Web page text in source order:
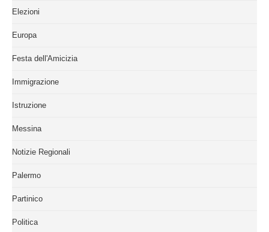
Elezioni
Europa
Festa dell'Amicizia
Immigrazione
Istruzione
Messina
Notizie Regionali
Palermo
Partinico
Politica